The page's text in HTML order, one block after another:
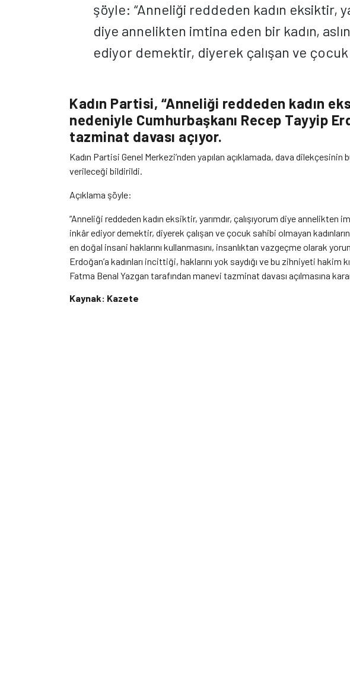
şöyle: “Anneliği reddeden kadın eksiktir,
diye annelikten imtina eden bir kadın,
ediyor demektir, diyerek çalışan ve
Kadın Partisi, “Anneliği reddeden kadın
nedeniyle Cumhurbaşkanı Recep Tayyip
tazminat davası açıyor.
Kadın Partisi Genel Merkezi’nden yapılan açıklamada, dava dilekçesinin
verileceği bildirildi.
Açıklama şöyle:
“Anneliği reddeden kadın eksiktir, yarımdır, çalışıyorum diye annelikten
inkâr ediyor demektir, diyerek çalışan ve çocuk sahibi olmayan
en doğal insani haklarını kullanmasını, insanlıktan vazgeçme olarak
Erdoğan’a kadınları incittiği, haklarını yok saydığı ve bu zihniyeti hakim
Fatma Benal Yazgan tarafından manevi tazminat davası açılmasına
Kaynak: Kazete